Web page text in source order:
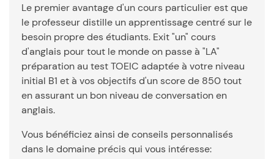
Le premier avantage d'un cours particulier est que
le professeur distille un apprentissage centré sur le
besoin propre des étudiants. Exit "un" cours
d'anglais pour tout le monde on passe à "LA"
préparation au test TOEIC adaptée à votre niveau
initial B1 et à vos objectifs d'un score de 850 tout
en assurant un bon niveau de conversation en
anglais.
Vous bénéficiez ainsi de conseils personnalisés
dans le domaine précis qui vous intéresse: